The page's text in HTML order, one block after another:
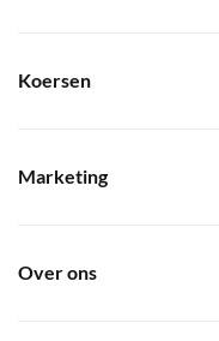
Koersen
Marketing
Over ons